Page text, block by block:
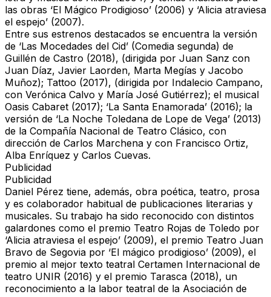
las obras ‘El Mágico Prodigioso’ (2006) y ‘Alicia atraviesa
el espejo’ (2007).
Entre sus estrenos destacados se encuentra la versión
de ‘Las Mocedades del Cid’ (Comedia segunda) de
Guillén de Castro (2018), (dirigida por Juan Sanz con
Juan Díaz, Javier Laorden, Marta Megías y Jacobo
Muñoz); Tattoo (2017), (dirigida por Indalecio Campano,
con Verónica Calvo y María José Gutiérrez); el musical
Oasis Cabaret (2017); ‘La Santa Enamorada’ (2016); la
versión de ‘La Noche Toledana de Lope de Vega’ (2013)
de la Compañía Nacional de Teatro Clásico, con
dirección de Carlos Marchena y con Francisco Ortiz,
Alba Enríquez y Carlos Cuevas.
Publicidad
Publicidad
Daniel Pérez tiene, además, obra poética, teatro, prosa
y es colaborador habitual de publicaciones literarias y
musicales. Su trabajo ha sido reconocido con distintos
galardones como el premio Teatro Rojas de Toledo por
‘Alicia atraviesa el espejo’ (2009), el premio Teatro Juan
Bravo de Segovia por ‘El mágico prodigioso’ (2009), el
premio al mejor texto teatral Certamen Internacional de
teatro UNIR (2016) y el premio Tarasca (2018), un
reconocimiento a la labor teatral de la Asociación de